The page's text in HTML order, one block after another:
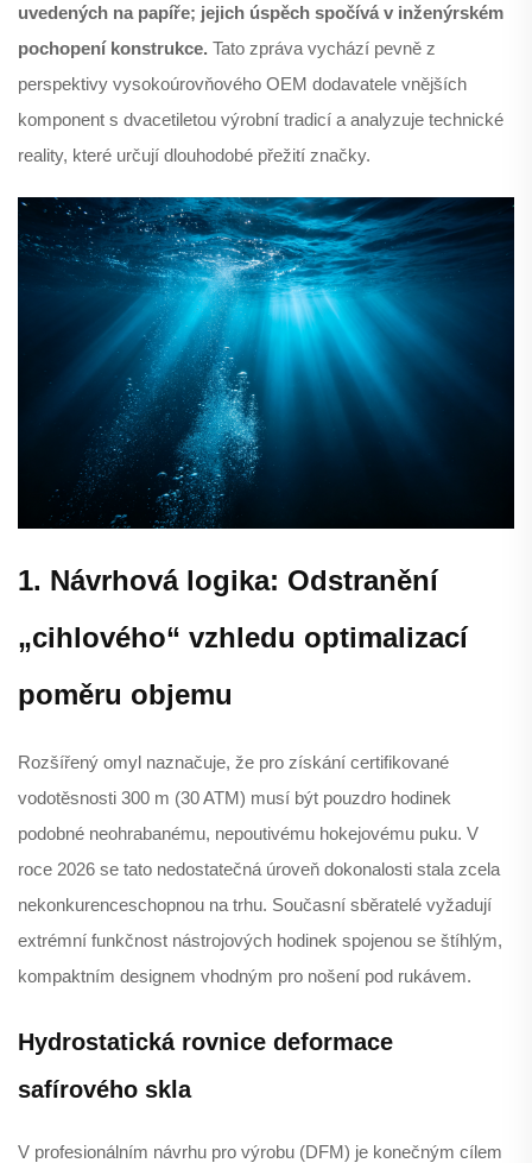
uvedených na papíře; jejich úspěch spočívá v inženýrském
pochopení konstrukce. Tato zpráva vychází pevně z
perspektivy vysokoúrovňového OEM dodavatele vnějších
komponent s dvacetiletou výrobní tradicí a analyzuje technické
reality, které určují dlouhodobé přežití značky.
1. Návrhová logika: Odstranění
„cihlového“ vzhledu optimalizací
poměru objemu
Rozšířený omyl naznačuje, že pro získání certifikované
vodotěsnosti 300 m (30 ATM) musí být pouzdro hodinek
podobné neohrabanému, nepoutivému hokejovému puku. V
roce 2026 se tato nedostatečná úroveň dokonalosti stala zcela
nekonkurenceschopnou na trhu. Současní sběratelé vyžadují
extrémní funkčnost nástrojových hodinek spojenou se štíhlým,
kompaktním designem vhodným pro nošení pod rukávem.
Hydrostatická rovnice deformace
safírového skla
V profesionálním návrhu pro výrobu (DFM) je konečným cílem